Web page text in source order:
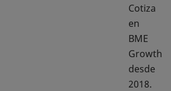
Cotiza
en
BME
Growth
desde
2018.